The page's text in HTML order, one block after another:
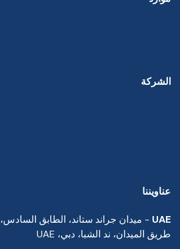
الشركة
عناويننا
UAE - ميدان جراند ستاند، الطابق السادس،
طريق الميدان، ند الشبا، دبي، UAE